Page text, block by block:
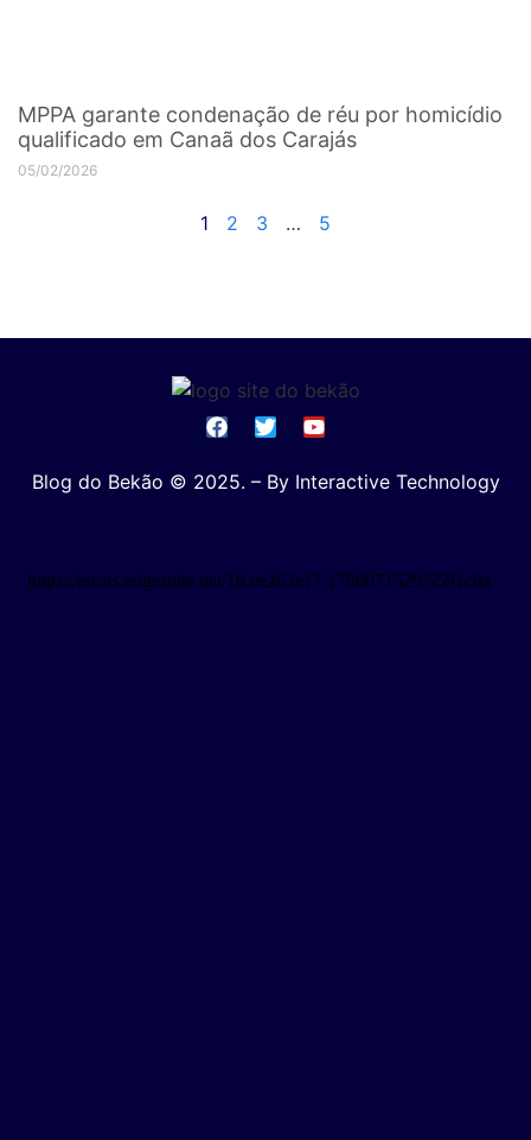
MPPA garante condenação de réu por homicídio
qualificado em Canaã dos Carajás
05/02/2026
1 2 3 … 5
Blog do Bekão © 2025. – By Interactive Technology